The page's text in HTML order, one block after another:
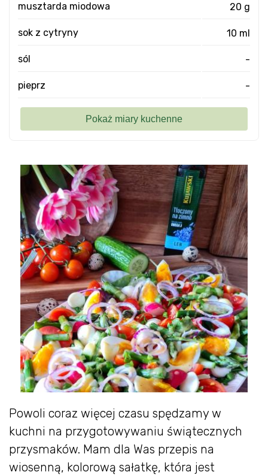
Powoli coraz więcej czasu spędzamy w
kuchni na przygotowywaniu świątecznych
przysmaków. Mam dla Was przepis na
wiosenną, kolorową sałatkę, która jest
musztarda miodowa 20 g
sok z cytryny 10 ml
sól -
pieprz -